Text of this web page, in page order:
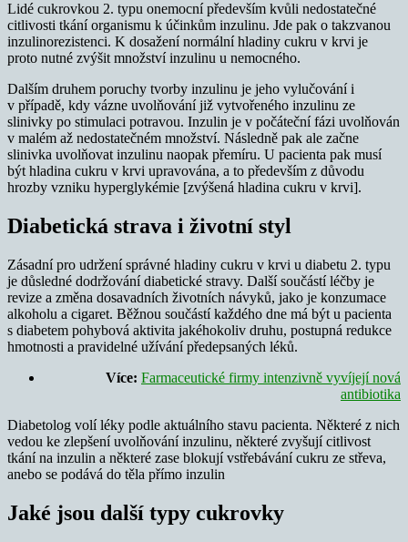
Lidé cukrovkou 2. typu onemocní především kvůli nedostatečné
citlivosti tkání organismu k účinkům inzulinu. Jde pak o takzvanou
inzulinorezistenci. K dosažení normální hladiny cukru v krvi je
proto nutné zvýšit množství inzulinu u nemocného.
Dalším druhem poruchy tvorby inzulinu je jeho vylučování i
v případě, kdy vázne uvolňování již vytvořeného inzulinu ze
slinivky po stimulaci potravou. Inzulin je v počáteční fázi uvolňován
v malém až nedostatečném množství. Následně pak ale začne
slinivka uvolňovat inzulinu naopak přemíru. U pacienta pak musí
být hladina cukru v krvi upravována, a to především z důvodu
hrozby vzniku hyperglykémie [zvýšená hladina cukru v krvi].
Diabetická strava i životní styl
Zásadní pro udržení správné hladiny cukru v krvi u diabetu 2. typu
je důsledné dodržování diabetické stravy. Další součástí léčby je
revize a změna dosavadních životních návyků, jako je konzumace
alkoholu a cigaret. Běžnou součástí každého dne má být u pacienta
s diabetem pohybová aktivita jakéhokoliv druhu, postupná redukce
hmotnosti a pravidelné užívání předepsaných léků.
Více: Farmaceutické firmy intenzivně vyvíjejí nová
antibiotika
Diabetolog volí léky podle aktuálního stavu pacienta. Některé z nich
vedou ke zlepšení uvolňování inzulinu, některé zvyšují citlivost
tkání na inzulin a některé zase blokují vstřebávání cukru ze střeva,
anebo se podává do těla přímo inzulin
Jaké jsou další typy cukrovky